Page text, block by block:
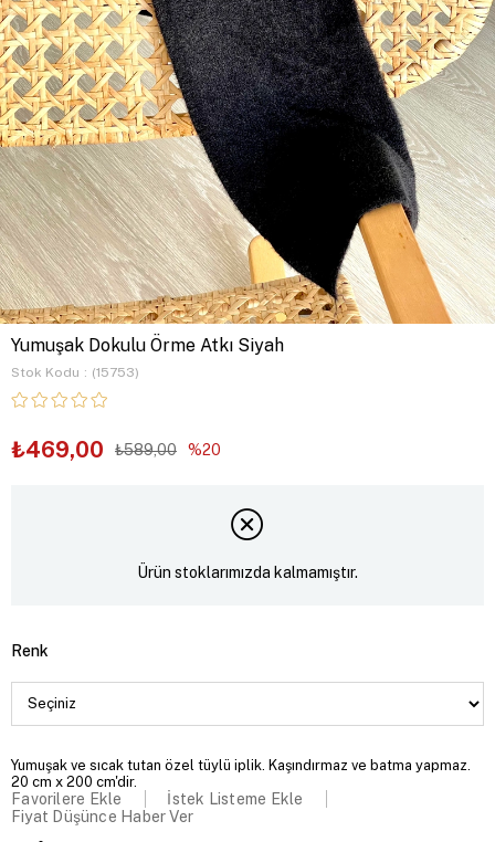
Yumuşak Dokulu Örme Atkı Siyah
Stok Kodu (15753)
₺589,00
₺469,00 20
Ürün stoklarımızda kalmamıştır.
Renk
Yumuşak ve sıcak tutan özel tüylü iplik. Kaşındırmaz ve batma yapmaz.
20 cm x 200 cm'dir.
Favorilere Ekle
İstek Listeme Ekle
Fiyat Düşünce Haber Ver